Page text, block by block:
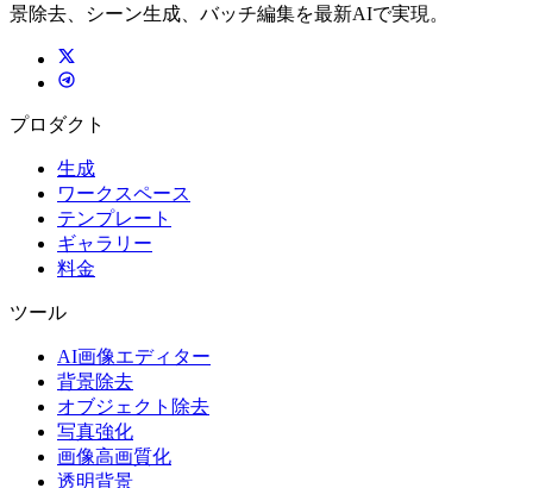
景除去、シーン生成、バッチ編集を最新AIで実現。
プロダクト
生成
ワークスペース
テンプレート
ギャラリー
料金
ツール
AI画像エディター
背景除去
オブジェクト除去
写真強化
画像高画質化
透明背景